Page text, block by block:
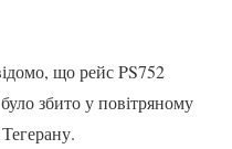
що рейс PS752
збито у повітряному